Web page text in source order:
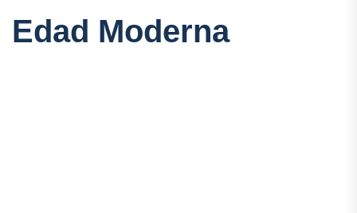
Edad Moderna